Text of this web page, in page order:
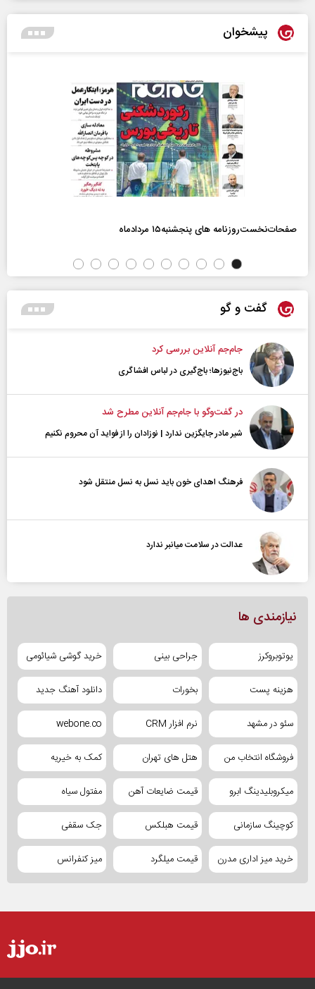
پیشخوان
صفحات‌نخست‌روزنامه ها‌ی پنجشنبه‌۱۵ مردادماه
گفت و گو
جام‌جم آنلاین بررسی کرد
باج‌نیوزها؛ باج‌گیری در لباس افشاگری
در گفت‌و‌گو با جام‌جم آنلاین مطرح شد
شیر مادر جایگزین ندارد | نوزادان را از فواید آن محروم نکنیم
فرهنگ اهدای خون باید نسل به نسل منتقل شود
عدالت در سلامت میانبر ندارد
نیازمندی ها
یوتوبروکرز جراحی بینی خرید گوشی شیائومی
هزینه پست بخورات دانلود آهنگ جدید
سئو در مشهد نرم افزار CRM webone.co
فروشگاه انتخاب من هتل های تهران کمک به خیریه
میکروبلیدینگ ابرو قیمت ضایعات آهن مفتول سیاه
کوچینگ سازمانی قیمت هبلکس جک سقفی
خرید میز اداری مدرن قیمت میلگرد میز کنفرانس